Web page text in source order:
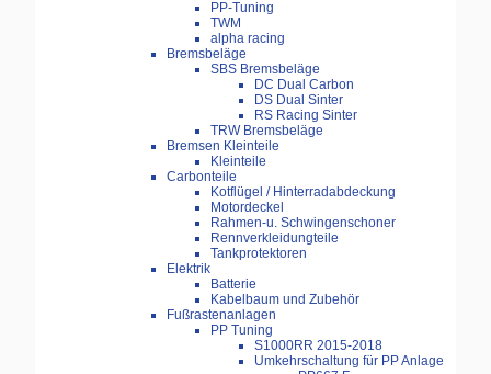
PP-Tuning
TWM
alpha racing
Bremsbeläge
SBS Bremsbeläge
DC Dual Carbon
DS Dual Sinter
RS Racing Sinter
TRW Bremsbeläge
Bremsen Kleinteile
Kleinteile
Carbonteile
Kotflügel / Hinterradabdeckung
Motordeckel
Rahmen-u. Schwingenschoner
Rennverkleidungteile
Tankprotektoren
Elektrik
Batterie
Kabelbaum und Zubehör
Fußrastenanlagen
PP Tuning
S1000RR 2015-2018
Umkehrschaltung für PP Anlage